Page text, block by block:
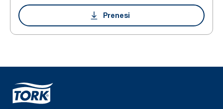
Prenesi